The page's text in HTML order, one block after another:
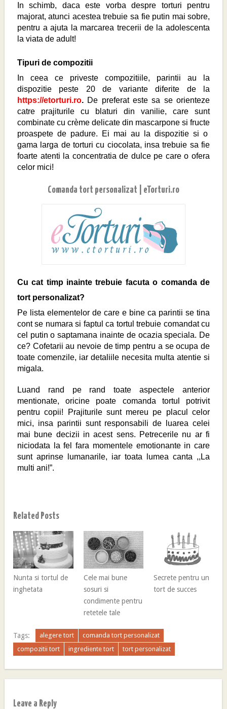
In schimb, daca este vorba despre torturi pentru
majorat, atunci acestea trebuie sa fie putin mai sobre,
pentru a ajuta la marcarea trecerii de la adolescenta
la viata de adult!
Tipuri de compozitii
In ceea ce priveste compozitiile, parintii au la
dispozitie peste 20 de variante diferite de la
https://etorturi.ro. De preferat este sa se orienteze
catre prajiturile cu blaturi din vanilie, care sunt
combinate cu crème delicate din mascarpone si fructe
proaspete de padure. Ei mai au la dispozitie si o
gama larga de torturi cu ciocolata, insa trebuie sa fie
foarte atenti la concentratia de dulce pe care o ofera
celor mici!
Comanda tort personalizat | eTorturi.ro
Cu cat timp inainte trebuie facuta o comandade
tort personalizat?
Pe lista elementelor de care e bine ca parintii se tina
cont se numara si faptul ca tortul trebuie comandat cu
cel putin o saptamana inainte de ocazia speciala. De
ce? Cofetarii au nevoie de timp pentru a se ocupa de
toate comenzile, iar detaliile necesita multa atentie si
migala.
Luand rand pe rand toate aspectele anterior
mentionate, oricine poate comanda tortul potrivit
pentru copii! Prajiturile sunt mereu pe placul celor
mici, insa parintii sunt responsabili de luarea celei
mai bune decizii in acest sens. Petrecerile nu ar fi
niciodata la fel fara momentele emotionante in care
sunt aprinse lumanarile, iar toata lumea canta ,,La
multi ani!”.
Related Posts
Nunta si tortul de
inghetata
Cele mai bune
sosuri si
condimente pentru
retetele tale
Secrete pentru un
tort de succes
Tags: alegere tort
comanda tort personalizat
compozitii tort
ingrediente tort tort personalizat
Leave a Reply